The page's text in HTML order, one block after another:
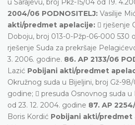
u Sarajevu, broj Pkž-15/04 od 19.
2004/06 PODNOSITELJ: Vasilije
akti/predmet apelacije:  rješenje
Doboju, broj 013-0-Pžp-06-000 530
rješenje Suda za prekršaje
3. 2006. godine. 86. AP 2133/06
Lazić Pobijani akti/predmet
Okružnog suda u Bijeljini, broj Gž-
godine;  presuda Osnovnog suda u
od 23. 12. 2004. godine 87. AP
Boris Kordić Pobijani akti/predmet